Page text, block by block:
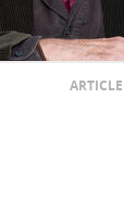
ARTICLE